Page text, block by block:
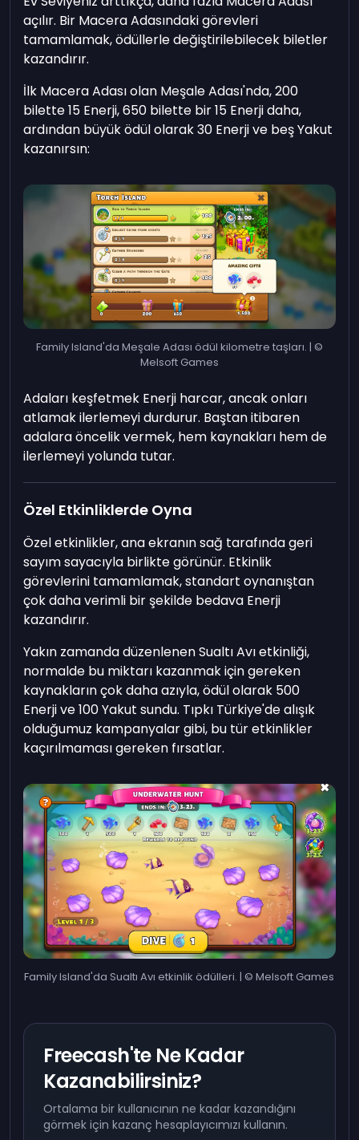
açılır. Bir Macera Adasındaki görevleri
tamamlamak, ödüllerle değiştirilebilecek biletler
kazandırır.
İlk Macera Adası olan Meşale Adası'nda, 200
bilette 15 Enerji, 650 bilette bir 15 Enerji daha,
ardından büyük ödül olarak 30 Enerji ve beş Yakut
kazanırsın:
Family Island'da Meşale Adası ödül kilometre taşları. | ©
Melsoft Games
Adaları keşfetmek Enerji harcar, ancak onları
atlamak ilerlemeyi durdurur. Baştan itibaren
adalara öncelik vermek, hem kaynakları hem de
ilerlemeyi yolunda tutar.
Özel Etkinliklerde Oyna
Özel etkinlikler, ana ekranın sağ tarafında geri
sayım sayacıyla birlikte görünür. Etkinlik
görevlerini tamamlamak, standart oynanıştan
çok daha verimli bir şekilde bedava Enerji
kazandırır.
Yakın zamanda düzenlenen Sualtı Avı etkinliği,
normalde bu miktarı kazanmak için gereken
kaynakların çok daha azıyla, ödül olarak 500
Enerji ve 100 Yakut sundu. Tıpkı Türkiye'de alışık
olduğumuz kampanyalar gibi, bu tür etkinlikler
kaçırılmaması gereken fırsatlar.
Family Island'da Sualtı Avı etkinlik ödülleri. | © Melsoft Games
Freecash'te Ne Kadar
Kazanabilirsiniz?
Ortalama bir kullanıcının ne kadar kazandığını
görmek için kazanç hesaplayıcımızı kullanın.